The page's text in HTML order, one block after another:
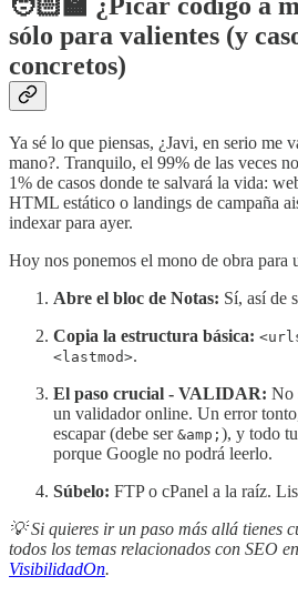
sólo para valientes (y
concretos)
Ya sé lo que piensas, ¿Javi, en serio me
mano?. Tranquilo, el 99% de las veces
1% de casos donde te salvará la vida:
HTML estático o landings de campaña
indexar para ayer.
Hoy nos ponemos el mono de obra para
Abre el bloc de Notas: Sí, así de
Copia la estructura básica:
<lastmod>.
El paso crucial - VALIDAR: No
un validador online. Un error
escapar (debe ser &amp; ), y todo
porque Google no podrá leerlo.
Súbelo: FTP o cPanel a la raíz.
💡 Si quieres ir un paso más allá tienes
todos los temas relacionados con SEO
VisibilidadOn.